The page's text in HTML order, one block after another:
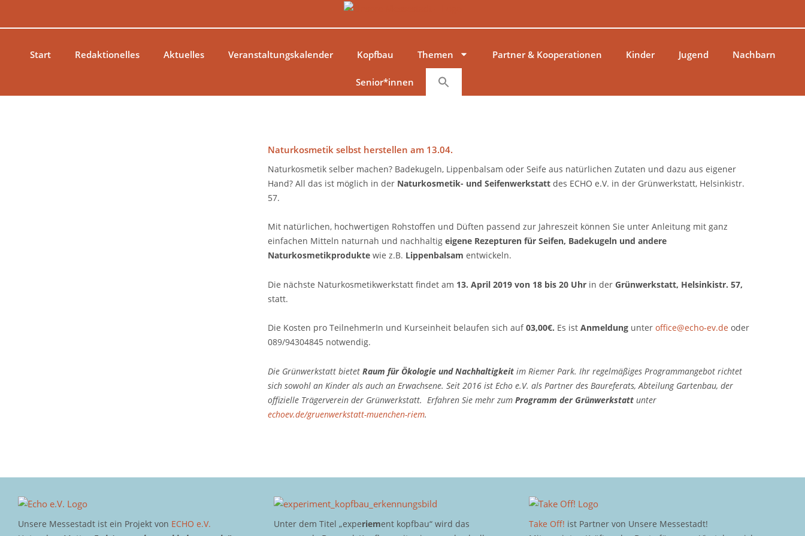
Start
Redaktionelles Aktuelles Veranstaltungskalender Kopfbau Themen Partner & Kooperationen Kinder Jugend Nachbarn
Senior*innen
Naturkosmetik selbst herstellen am 13.04.
Naturkosmetik selber machen? Badekugeln, Lippenbalsam oder Seife aus natürlichen Zutaten und dazu aus eigener
Hand? All das ist möglich in der Naturkosmetik- und Seifenwerkstatt des ECHO e.V. in der Grünwerkstatt, Helsinkistr.
57.
Mit natürlichen, hochwertigen Rohstoffen und Düften passend zur Jahreszeit können Sie unter Anleitung mit ganz
einfachen Mitteln naturnah und nachhaltig eigene Rezepturen für Seifen, Badekugeln und andere
Naturkosmetikprodukte wie z.B. Lippenbalsam entwickeln.
Die nächste Naturkosmetikwerkstatt findet am 13. April 2019 von 18 bis 20 Uhrin der Grünwerkstatt, Helsinkistr. 57,
statt.
Die Kosten pro TeilnehmerIn und Kurseinheit belaufen sich auf03,00€. Es ist Anmeldungunter office@echo-ev.de oder
089/94304845 notwendig.
Die Grünwerkstatt bietet Raum für Ökologie und Nachhaltigkeitim Riemer Park. Ihr regelmäßiges Programmangebot richtet
sich sowohl an Kinder als auch an Erwachsene. Seit 2016 ist Echo e.V. als Partner des Baureferats, Abteilung Gartenbau, der
offizielle Trägerverein der Grünwerkstatt. Erfahren Sie mehr zum Programm der Grünwerkstatt unter
echoev.de/gruenwerkstatt-muenchen-riem.
Unsere Messestadt ist ein Projekt von ECHO e.V.
Unter dem Titel „experiement kopfbau“ wird das
Take Off! ist Partner von Unsere Messestadt!